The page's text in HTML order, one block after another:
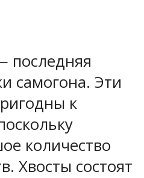
последняя
самогона. Эти
к
количество
Хвосты состоят